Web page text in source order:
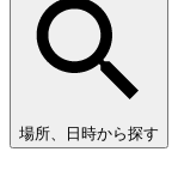
場所、日時から探す